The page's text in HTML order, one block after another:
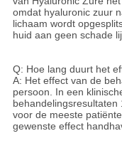
omdat hyaluronic zuur
lichaam wordt
huid aan geen schade
Q: Hoe lang duurt het
A: Het effect van de
persoon. In een
behandelingsresultaten
voor de meeste
gewenste effect